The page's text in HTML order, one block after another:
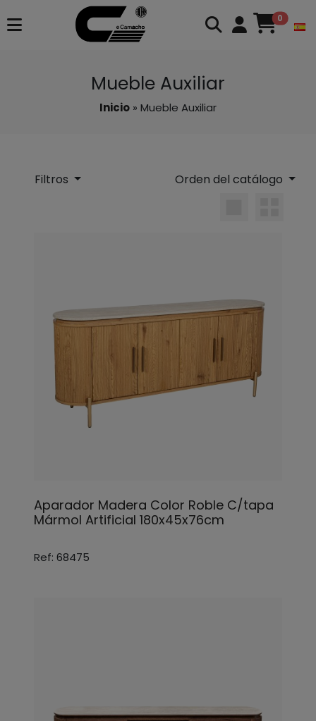
0
Mueble Auxiliar
Inicio » Mueble Auxiliar
Filtros Orden del catálogo
Aparador Madera Color Roble C/tapa
Mármol Artificial 180x45x76cm
Ref: 68475